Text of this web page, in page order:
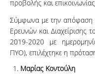
προβολής και
Σύμφωνα με την απόφαση
Ερευνών και
2019-2020 με
ΠΥΟ), επιλέχτηκε η
Μαρίας Κοντούλη